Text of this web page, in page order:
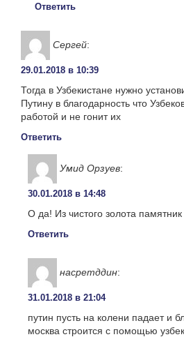
Ответить
Сергей:
29.01.2018 в 10:39
Тогда в Узбекистане нужно
Путину в благодарность что
работой и не гонит их
Ответить
Умид Орзуев:
30.01.2018 в 14:48
О да! Из чистого золота памятник
Ответить
насретддин:
31.01.2018 в 21:04
путин пусть на колени падает и
москва строится с помощью